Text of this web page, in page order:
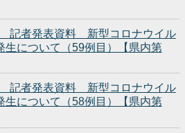
記者発表資料 新型コロナウイル
生について（59例目）【県内第
記者発表資料 新型コロナウイル
生について（58例目）【県内第